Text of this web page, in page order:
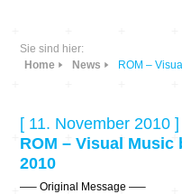
Sie sind hier:
Home
News
ROM –
[ 11. November 2010 ]
ROM – Visual Music
2010
—– Original Message —–